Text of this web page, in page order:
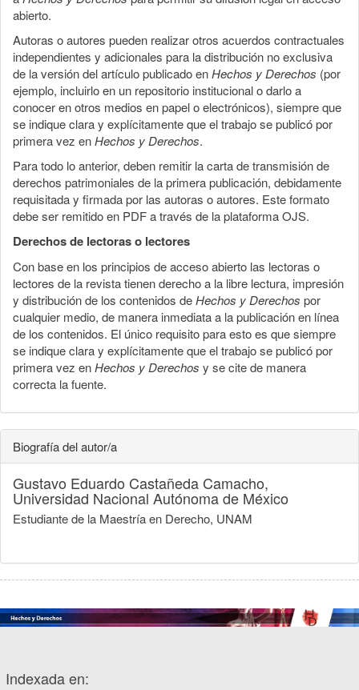
abierto.
Autoras o autores pueden realizar otros acuerdos contractuales
independientes y adicionales para la distribución no exclusiva
de la versión del artículo publicado enHechos y Derechos (por
ejemplo, incluirlo en un repositorio institucional o darlo a
conocer en otros medios en papel o electrónicos), siempre que
se indique clara y explícitamente que el trabajo se publicó por
primera vez enHechos y Derechos.
Para todo lo anterior, deben remitir la carta de transmisión de
derechos patrimoniales de la primera publicación, debidamente
requisitada y firmada por las autoras o autores. Este formato
debe ser remitido en PDF a través de la plataforma OJS.
Derechos de lectoras o lectores
Con base en los principios de acceso abierto las lectoras o
lectores de la revista tienen derecho a la libre lectura, impresión
y distribución de los contenidos deHechos y Derechos por
cualquier medio, de manera inmediata a la publicación en línea
de los contenidos. El único requisito para esto es que siempre
se indique clara y explícitamente que el trabajo se publicó por
primera vez enHechos y Derechos y se cite de manera
correcta la fuente.
Biografía del autor/a
Gustavo Eduardo Castañeda Camacho,
Universidad Nacional Autónoma de México
Estudiante de la Maestría en Derecho, UNAM
Indexada en: